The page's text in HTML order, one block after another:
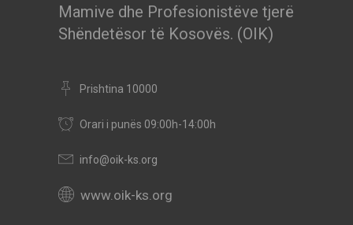
Mamive dhe Profesionistëve tjerë
Shëndetësor të Kosovës. (OIK)
Prishtina 10000
Orari i punës 09:00h-14:00h
info@oik-ks.org
www.oik-ks.org